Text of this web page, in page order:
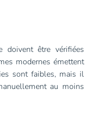
doivent être vérifiées
modernes émettent
sont faibles, mais il
au moins